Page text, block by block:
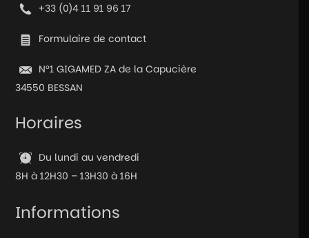
et
+33 (0)4 11 91 96 17
Formulaire de contact
N°1 GIGAMED ZA de la Capucière
34550 BESSAN
Horaires
Du lundi au vendredi
8H à 12H30 – 13H30 à 16H
Informations